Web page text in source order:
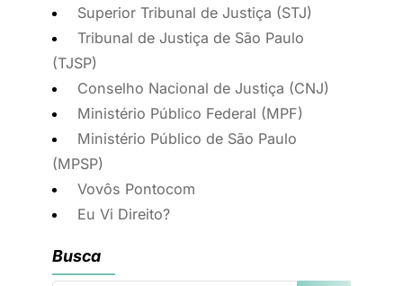
Superior Tribunal de Justiça (STJ)
Tribunal de Justiça de São Paulo
(TJSP)
Conselho Nacional de Justiça (CNJ)
Ministério Público Federal (MPF)
Ministério Público de São Paulo
(MPSP)
Vovôs Pontocom
Eu Vi Direito?
Busca